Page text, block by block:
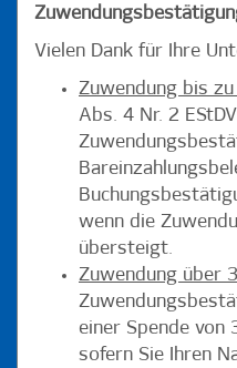
Vielen Dank für Ihre
Zuwendung bis
Abs. 4 Nr. 2
wenn die
übersteigt.
Zuwendung über
einer Spende von
sofern Sie Ihren